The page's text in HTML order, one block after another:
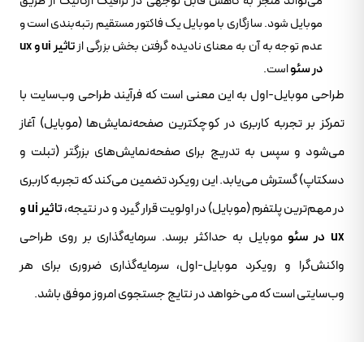
موبایل شود. سازگاری با موبایل یک فاکتور مستقیم رتبه‌بندی است و
عدم توجه به آن به معنای نادیده گرفتن بخش بزرگی از
تاثیر ui و ux
در سئواست.
طراحی موبایل-اول به این معنی است که فرآیند طراحی وب‌سایت با
تمرکز بر تجربه کاربری در کوچکترین صفحه‌نمایش‌ها (موبایل) آغاز
می‌شود و سپس به تدریج برای صفحه‌نمایش‌های بزرگتر (تبلت و
دسکتاپ) گسترش می‌یابد. این رویکرد تضمین می‌کند که تجربه کاربری
در مهم‌ترین پلتفرم (موبایل) در اولویت قرار گیرد و در نتیجه،
تاثیر ui و
ux در سئو
موبایل به حداکثر برسد. سرمایه‌گذاری بر روی طراحی
واکنش‌گرا و رویکرد موبایل-اول، سرمایه‌گذاری ضروری برای هر
وب‌سایتی است که می‌خواهد در نتایج جستجوی امروز موفق باشد.